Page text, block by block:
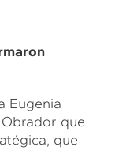
Eugenia
que
que